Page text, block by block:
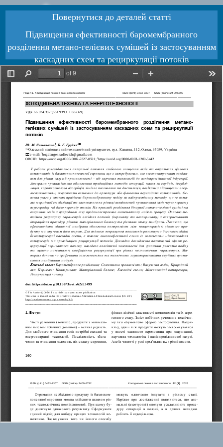
Повернутися до деталей статті
Підвищення ефективності баромембранного
розділення метано-гелієвих сумішей із застосуванням
каскадних схем та рециркуляції потоків
Завантажити PDF